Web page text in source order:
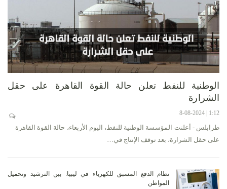
الوطنية للنفط تعلن حالة القوة القاهرة على حقل
الشرارة
1:12 | 8-08-2024
طرابلس - أعلنت المؤسسة الوطنية للنفط، اليوم الأربعاء، حالة القوة القاهرة
على حقل الشرارة، بعد توقف الإنتاج في…
نظام الدفع المسبق للكهرباء في ليبيا: بين الترشيد وتحميل
المواطن